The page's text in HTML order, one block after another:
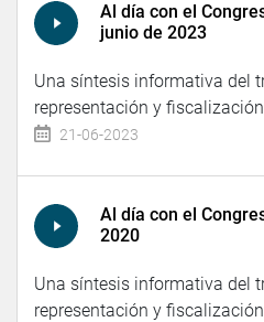
Al día con el
junio de 2023
Una síntesis informativa del
representación y
21-06-2023
Al día con el
2020
Una síntesis informativa del
representación y